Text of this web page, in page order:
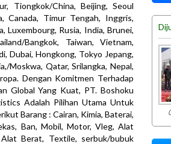
Tiongkok/China, Beijing, Seoul
Canada, Timur Tengah, Inggris,
Luxembourg, Rusia, India, Brunei,
Bangkok, Taiwan, Vietnam,
Dubai, Hongkong, Tokyo Jepang,
Moskwa, Qatar, Srilangka, Nepal,
Dengan Komitmen Terhadap
Global Yang Kuat, PT. Boshoku
Adalah Pilihan Utama Untuk
Barang : Cairan, Kimia, Baterai,
Ban, Mobil, Motor, Vleg, Alat
Berat, Textile, serbuk/bubuk